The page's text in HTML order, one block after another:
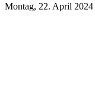
Montag, 22. April 2024